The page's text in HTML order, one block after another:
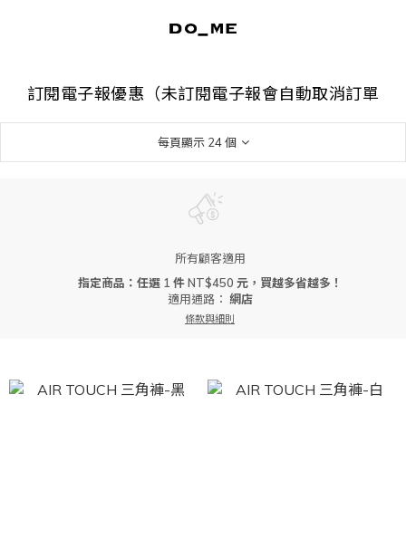
訂閱電子報優惠（未訂閱電子報會自動取消訂單
每頁顯示 24 個
所有顧客適用
指定商品：任選 1 件 NT$450 元，買越多省越多！
適用通路： 網店
條款與細則